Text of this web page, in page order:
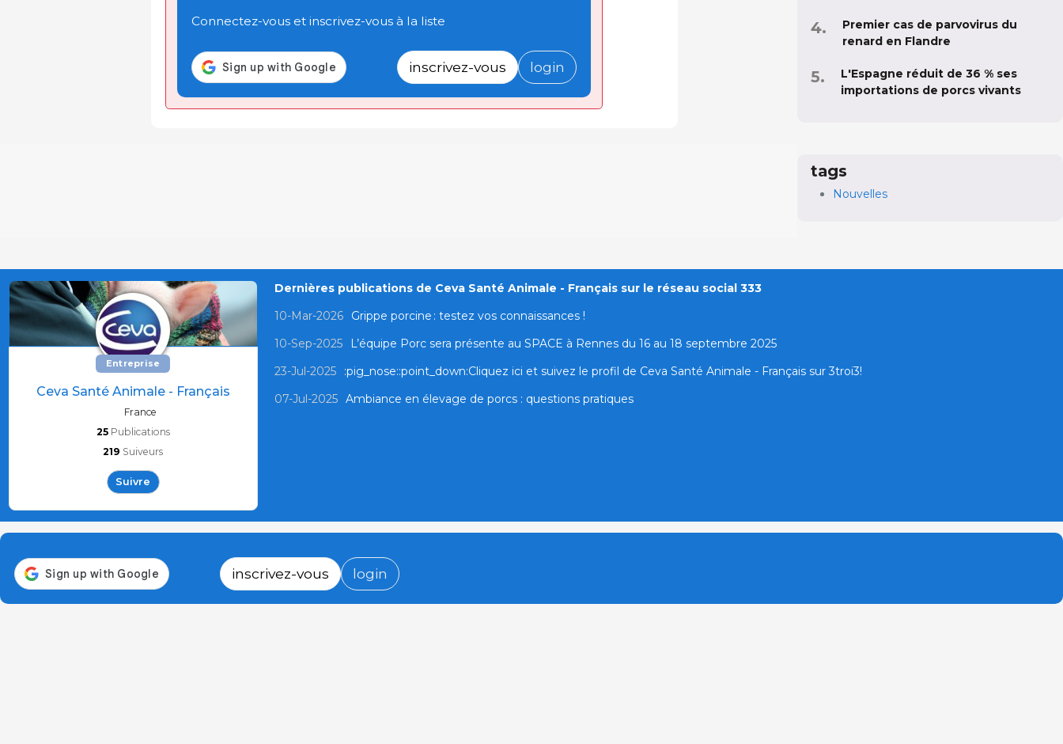
Connectez-vous et inscrivez-vous à la liste
inscrivez-vous login
Premier cas de parvovirus du
renard en Flandre
L'Espagne réduit de 36 % ses
importations de porcs vivants
tags
Nouvelles
Entreprise
Ceva Santé Animale - Français
France
25 Publications
219 Suiveurs
Suivre
Dernières publications de Ceva Santé Animale - Français sur le réseau social 333
10-Mar-2026
Grippe porcine : testez vos connaissances !
10-Sep-2025
L’équipe Porc sera présente au SPACE à Rennes du 16 au 18 septembre 2025
23-Jul-2025
:pig_nose::point_down:Cliquez ici et suivez le profil de Ceva Santé Animale - Français sur 3troi3!
07-Jul-2025 Ambiance en élevage de porcs : questions pratiques
inscrivez-vous login